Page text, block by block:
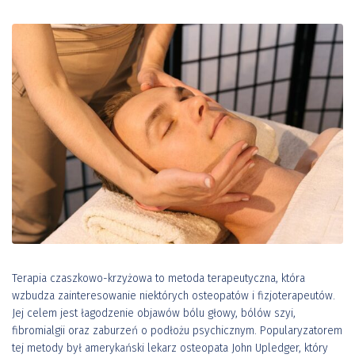
Terapia czaszkowo-krzyżowa to metoda terapeutyczna, która
wzbudza zainteresowanie niektórych osteopatów i fizjoterapeutów.
Jej celem jest łagodzenie objawów bólu głowy, bólów szyi,
fibromialgii oraz zaburzeń o podłożu psychicznym. Popularyzatorem
tej metody był amerykański lekarz osteopata John Upledger, który